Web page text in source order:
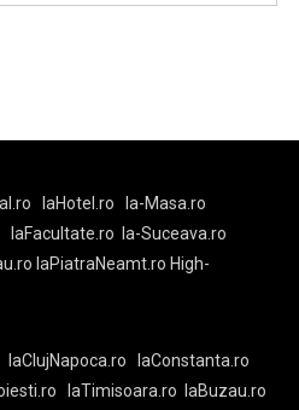
laHotel.ro
la-Masa.ro
laFacultate.ro
la-Suceava.ro
laPiatraNeamt.ro High-
laClujNapoca.ro
laConstanta.ro
laTimisoara.ro
laBuzau.ro